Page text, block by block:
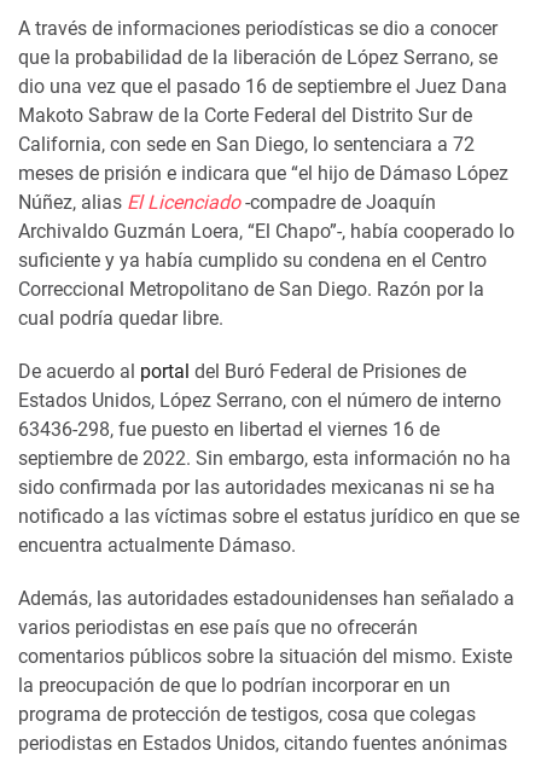
A través de informaciones periodísticas se dio a conocer
que la probabilidad de la liberación de López Serrano, se
dio una vez que el pasado 16 de septiembre el Juez Dana
Makoto Sabraw de la Corte Federal del Distrito Sur de
California, con sede en San Diego, lo sentenciara a 72
meses de prisión e indicara que “el hijo de Dámaso López
Núñez, alias El Licenciado -compadre de Joaquín
Archivaldo Guzmán Loera, “El Chapo”-, había cooperado lo
suficiente y ya había cumplido su condena en el Centro
Correccional Metropolitano de San Diego. Razón por la
cual podría quedar libre.
De acuerdo al portal del Buró Federal de Prisiones de
Estados Unidos, López Serrano, con el número de interno
63436-298, fue puesto en libertad el viernes 16 de
septiembre de 2022. Sin embargo, esta información no ha
sido confirmada por las autoridades mexicanas ni se ha
notificado a las víctimas sobre el estatus jurídico en que se
encuentra actualmente Dámaso.
Además, las autoridades estadounidenses han señalado a
varios periodistas en ese país que no ofrecerán
comentarios públicos sobre la situación del mismo. Existe
la preocupación de que lo podrían incorporar en un
programa de protección de testigos, cosa que colegas
periodistas en Estados Unidos, citando fuentes anónimas